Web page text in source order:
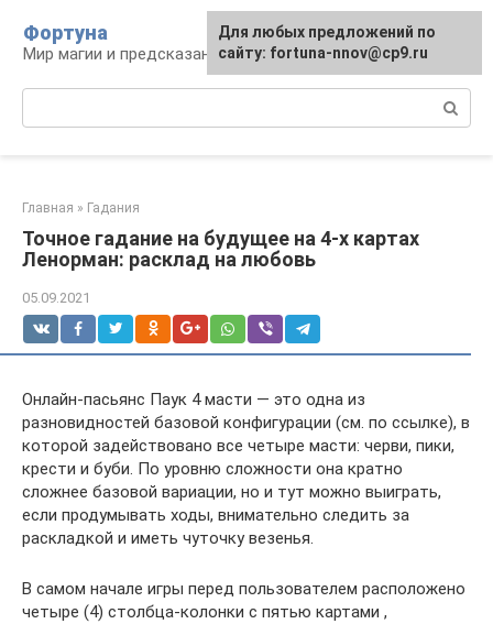
контенту
Фортуна
Мир магии и предсказаний
Главная » Гадания
Точное гадание на будущее на 4-х картах
Ленорман: расклад на любовь
05.09.2021
Онлайн-пасьянс Паук 4 масти — это одна из
разновидностей базовой конфигурации (см. по ссылке), в
которой задействовано все четыре масти: черви, пики,
крести и буби. По уровню сложности она кратно
сложнее базовой вариации, но и тут можно выиграть,
если продумывать ходы, внимательно следить за
раскладкой и иметь чуточку везенья.
В самом начале игры перед пользователем расположено
четыре (4) столбца-колонки с пятью картами ,
Для любых предложений по
сайту: fortuna-nnov@cp9.ru